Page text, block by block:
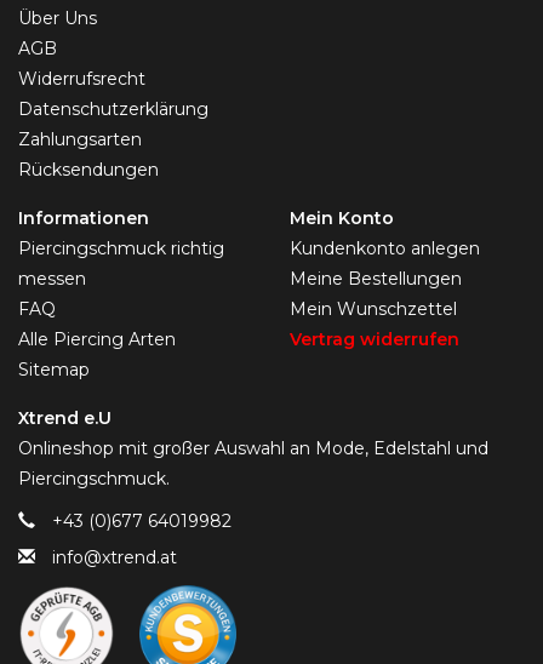
Über Uns
AGB
Widerrufsrecht
Datenschutzerklärung
Zahlungsarten
Rücksendungen
Informationen
Piercingschmuck richtig
messen
FAQ
Alle Piercing Arten
Sitemap
Mein Konto
Kundenkonto anlegen
Meine Bestellungen
Mein Wunschzettel
Vertrag widerrufen
Xtrend e.U
Onlineshop mit großer Auswahl an Mode, Edelstahl und
Piercingschmuck.
+43 (0)677 64019982
info@xtrend.at